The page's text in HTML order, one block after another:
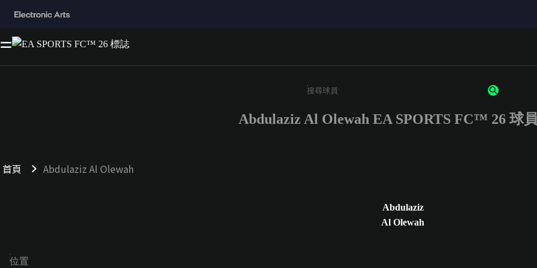
請輸入至少 3 個字元或數字
Abdulaziz Al Olewah EA SPORTS FC™ 26 球
首頁 Abdulaziz Al Olewah
Abdulaziz
Al Olewah
位置